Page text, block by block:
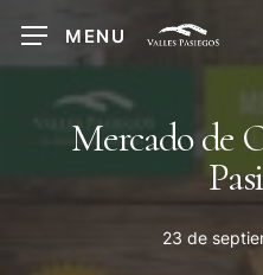
MENU
Mercado de
23 de